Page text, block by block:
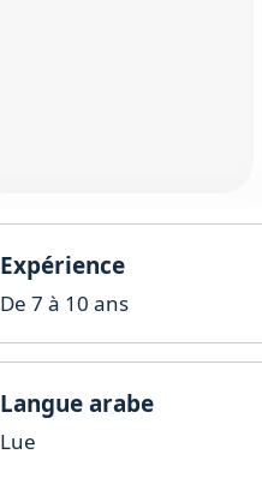
Expérience
De 7 à 10 ans
Langue arabe
Lue